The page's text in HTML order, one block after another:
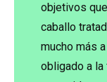
objetivos
caballo
mucho más
obligado a la